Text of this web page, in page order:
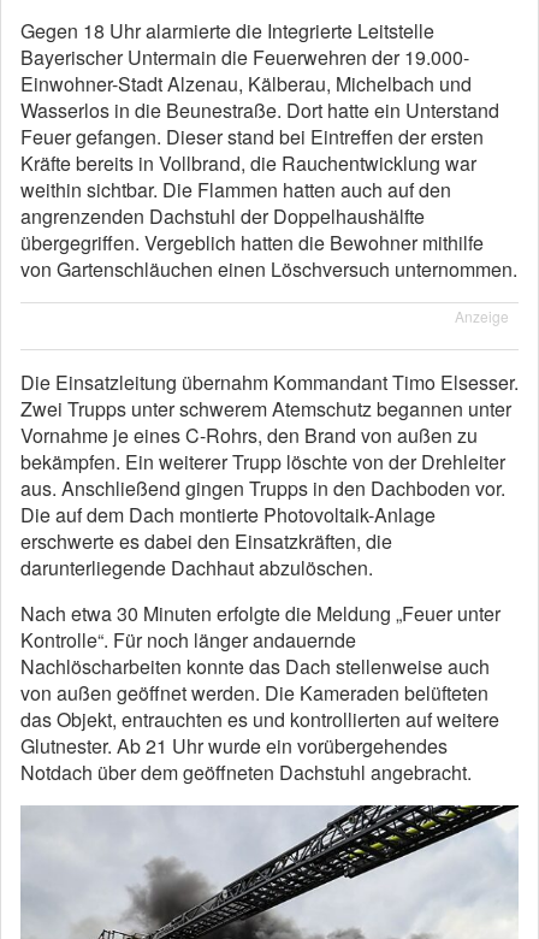
Gegen 18 Uhr alarmierte die Integrierte Leitstelle
Bayerischer Untermain die Feuerwehren der 19.000-
Einwohner-Stadt Alzenau, Kälberau, Michelbach und
Wasserlos in die Beunestraße. Dort hatte ein Unterstand
Feuer gefangen. Dieser stand bei Eintreffen der ersten
Kräfte bereits in Vollbrand, die Rauchentwicklung war
weithin sichtbar. Die Flammen hatten auch auf den
angrenzenden Dachstuhl der Doppelhaushälfte
übergegriffen. Vergeblich hatten die Bewohner mithilfe
von Gartenschläuchen einen Löschversuch unternommen.
Anzeige
Die Einsatzleitung übernahm Kommandant Timo Elsesser.
Zwei Trupps unter schwerem Atemschutz begannen unter
Vornahme je eines C-Rohrs, den Brand von außen zu
bekämpfen. Ein weiterer Trupp löschte von der Drehleiter
aus. Anschließend gingen Trupps in den Dachboden vor.
Die auf dem Dach montierte Photovoltaik-Anlage
erschwerte es dabei den Einsatzkräften, die
darunterliegende Dachhaut abzulöschen.
Nach etwa 30 Minuten erfolgte die Meldung „Feuer unter
Kontrolle“. Für noch länger andauernde
Nachlöscharbeiten konnte das Dach stellenweise auch
von außen geöffnet werden. Die Kameraden belüfteten
das Objekt, entrauchten es und kontrollierten auf weitere
Glutnester. Ab 21 Uhr wurde ein vorübergehendes
Notdach über dem geöffneten Dachstuhl angebracht.